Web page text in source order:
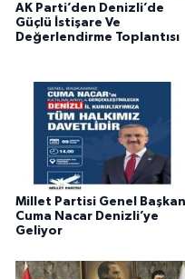
AK Parti’den Denizli’de
Güçlü İstişare Ve
Değerlendirme Toplantısı
Millet Partisi Genel
Cuma Nacar Denizli’ye
Geliyor